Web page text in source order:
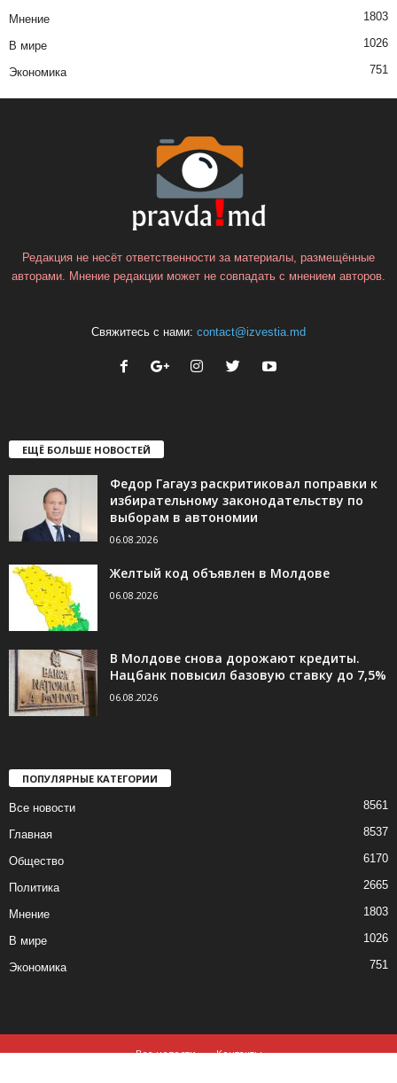
Мнение 1803
В мире 1026
Экономика 751
Редакция не несёт ответственности за материалы, размещённые
авторами. Мнение редакции может не совпадать с мнением авторов.
Свяжитесь с нами: contact@izvestia.md
ЕЩЁ БОЛЬШЕ НОВОСТЕЙ
Федор Гагауз раскритиковал поправки к
избирательному законодательству по
выборам в автономии
06.08.2026
Желтый код объявлен в Молдове
06.08.2026
В Молдове снова дорожают кредиты.
Нацбанк повысил базовую ставку до 7,5%
06.08.2026
ПОПУЛЯРНЫЕ КАТЕГОРИИ
Все новости 8561
Главная 8537
Общество 6170
Политика 2665
Мнение 1803
В мире 1026
Экономика 751
Все новости
Контакты